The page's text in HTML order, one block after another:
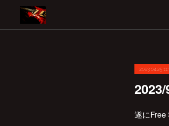
2023.04.25
遂に